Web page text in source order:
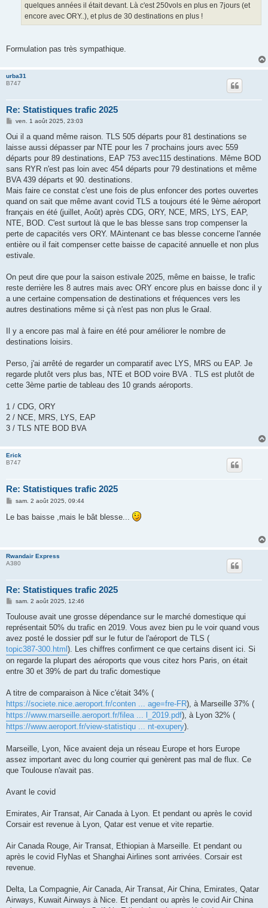
quelques années il était devant. Là c'est 250vols en plus en 7jours (et
encore avec ORY..), et plus de 30 destinations en plus !
Formulation pas très sympathique.
urba31
B747
Re: Statistiques trafic 2025
M
s
a
g
e
ven. 1 août 2025, 23:03
Oui il a quand même raison. TLS 505 départs pour 81 destinations se
laisse aussi dépasser par NTE pour les 7 prochains jours avec 559
départs pour 89 destinations, EAP 753 avec115 destinations. Même BOD
sans RYR n'est pas loin avec 454 départs pour 79 destinations et même
BVA 439 départs et 90. destinations.
Mais faire ce constat c'est une fois de plus enfoncer des portes ouvertes
quand on sait que même avant covid TLS a toujours été le 9ème aéroport
français en été (juillet, Août) après CDG, ORY, NCE, MRS, LYS, EAP,
NTE, BOD. C'est surtout là que le bas blesse sans trop compenser la
perte de capacités vers ORY. MAintenant ce bas blesse concerne l'année
entière ou il fait compenser cette baisse de capacité annuelle et non plus
estivale.
On peut dire que pour la saison estivale 2025, même en baisse, le trafic
reste derrière les 8 autres mais avec ORY encore plus en baisse donc il y
a une certaine compensation de destinations et fréquences vers les
autres destinations même si çà n'est pas non plus le Graal.
Il y a encore pas mal à faire en été pour améliorer le nombre de
destinations loisirs.
Perso, j'ai arrêté de regarder un comparatif avec LYS, MRS ou EAP. Je
regarde plutôt vers plus bas, NTE et BOD voire BVA . TLS est plutôt de
cette 3ème partie de tableau des 10 grands aéroports.
1 / CDG, ORY
2 / NCE, MRS, LYS, EAP
3 / TLS NTE BOD BVA
Erick
B747
Re: Statistiques trafic 2025
M
s
s
sam. 2 août 2025, 09:44
Le bas baisse ,mais le bât blesse...
Rwandair Express
A380
Re: Statistiques trafic 2025
M
s
a
g
sam. 2 août 2025, 12:46
Toulouse avait une grosse dépendance sur le marché domestique qui
représentait 50% du trafic en 2019. Vous avez bien pu le voir quand vous
avez posté le dossier pdf sur le futur de l'aéroport de TLS (
topic387-300.html ). Les chiffres confirment ce que certains disent ici. Si
on regarde la plupart des aéroports que vous citez hors Paris, on était
entre 30 et 39% de part du trafic domestique
A titre de comparaison à Nice c'était 34% (
https://societe.nice.aeroport.fr/conten ... age=fre-FR), à Marseille 37% (
https://www.marseille.aeroport.fr/filea ... l_2019.pdf), à Lyon 32% (
https://www.aeroport.fr/view-statistiqu ... nt-exupery).
Marseille, Lyon, Nice avaient deja un réseau Europe et hors Europe
assez important avec du long courrier qui genèrent pas mal de flux. Ce
que Toulouse n'avait pas.
Avant le covid
Emirates, Air Transat, Air Canada à Lyon. Et pendant ou après le covid
Corsair est revenue à Lyon, Qatar est venue et vite repartie.
Air Canada Rouge, Air Transat, Ethiopian à Marseille. Et pendant ou
après le covid FlyNas et Shanghai Airlines sont arrivées. Corsair est
revenue.
Delta, La Compagnie, Air Canada, Air Transat, Air China, Emirates, Qatar
Airways, Kuwait Airways à Nice. Et pendant ou après le covid Air China